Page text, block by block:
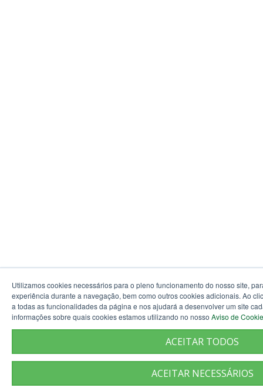
Utilizamos cookies necessários para o pleno funcionamento do nosso site,
experiência durante a navegação, bem como outros cookies adicionais. Ao
a todas as funcionalidades da página e nos ajudará a desenvolver um site
informações sobre quais cookies estamos utilizando no nosso Aviso de
ACEITAR TODOS
ACEITAR NECESSÁRIOS